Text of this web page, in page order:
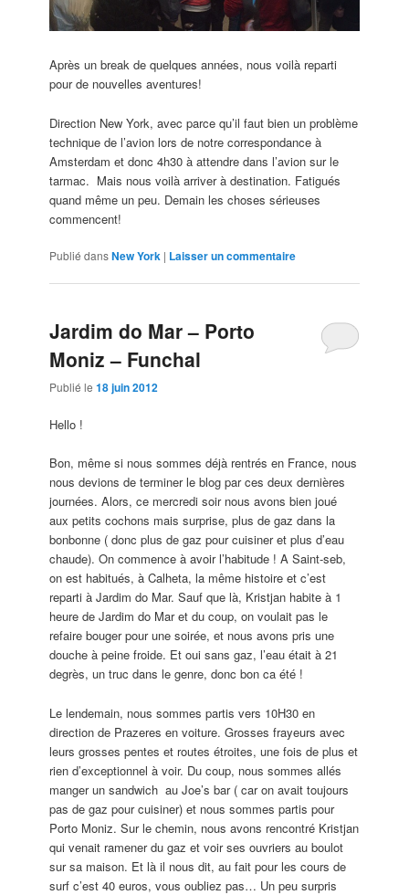
Après un break de quelques années, nous voilà reparti
pour de nouvelles aventures!
Direction New York, avec parce qu’il faut bien un problème
technique de l’avion lors de notre correspondance à
Amsterdam et donc 4h30 à attendre dans l’avion sur le
tarmac. Mais nous voilà arriver à destination. Fatigués
quand même un peu. Demain les choses sérieuses
commencent!
Publié dansNew York | Laisser un commentaire
Jardim do Mar – Porto
Moniz – Funchal
Publié le18 juin 2012
Hello !
Bon, même si nous sommes déjà rentrés en France, nous
nous devions de terminer le blog par ces deux dernières
journées. Alors, ce mercredi soir nous avons bien joué
aux petits cochons mais surprise, plus de gaz dans la
bonbonne ( donc plus de gaz pour cuisiner et plus d’eau
chaude). On commence à avoir l’habitude ! A Saint-seb,
on est habitués, à Calheta, la même histoire et c’est
reparti à Jardim do Mar. Sauf que là, Kristjan habite à 1
heure de Jardim do Mar et du coup, on voulait pas le
refaire bouger pour une soirée, et nous avons pris une
douche à peine froide. Et oui sans gaz, l’eau était à 21
degrès, un truc dans le genre, donc bon ca été !
Le lendemain, nous sommes partis vers 10H30 en
direction de Prazeres en voiture. Grosses frayeurs avec
leurs grosses pentes et routes étroites, une fois de plus et
rien d’exceptionnel à voir. Du coup, nous sommes allés
manger un sandwich au Joe’s bar ( car on avait toujours
pas de gaz pour cuisiner) et nous sommes partis pour
Porto Moniz. Sur le chemin, nous avons rencontré Kristjan
qui venait ramener du gaz et voir ses ouvriers au boulot
sur sa maison. Et là il nous dit, au fait pour les cours de
surf c’est 40 euros, vous oubliez pas… Un peu surpris